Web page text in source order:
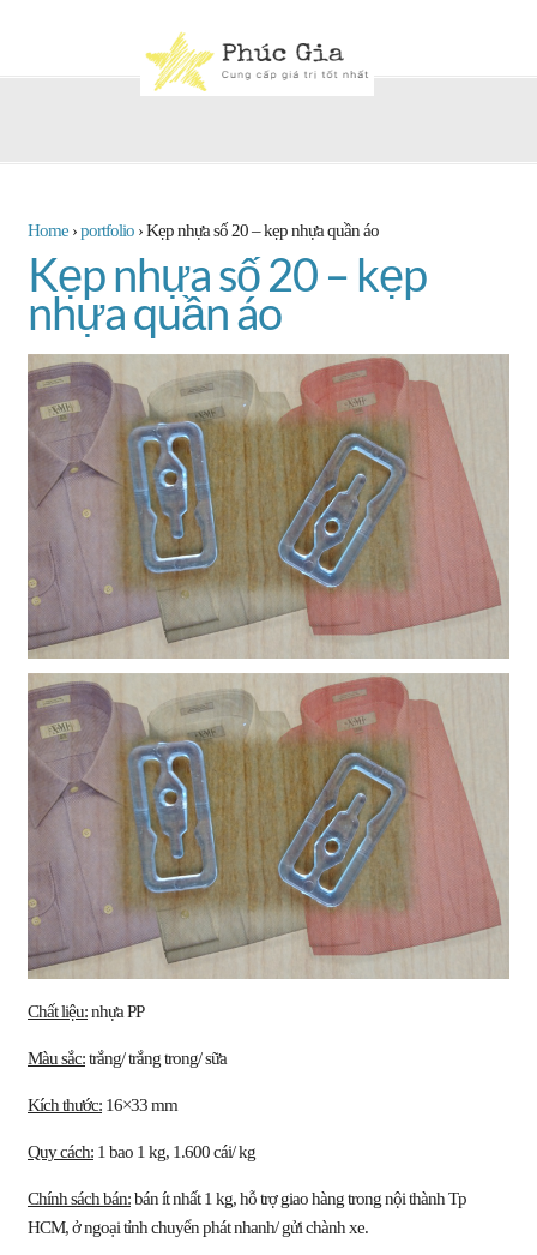
Home ›portfolio ›Kẹp nhựa số 20 – kẹp nhựa quần áo
Kẹp nhựa số 20 – kẹp
nhựa quần áo
Chất liệu:nhựa PP
Màu sắc:trắng/ trắng trong/ sữa
Kích thước: 16×33 mm
Quy cách: 1 bao 1 kg, 1.600 cái/ kg
Chính sách bán:bán ít nhất 1 kg, hỗ trợ giao hàng trong nội thành Tp
HCM, ở ngoại tỉnh chuyển phát nhanh/ gửi chành xe.